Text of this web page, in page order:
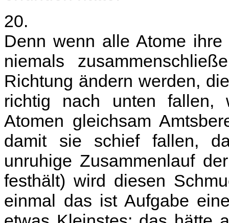
20.
Denn wenn alle Atome
niemals
Richtung ändern werden,
richtig nach unten fallen,
Atomen gleichsam
damit sie schief fallen,
unruhige Zusammenlauf
festhält) wird diesen
einmal das ist Aufgabe